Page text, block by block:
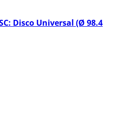
Disco Universal (Ø 98.4